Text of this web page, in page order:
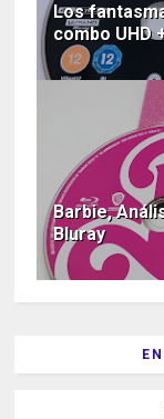
Los
combo UHD
Barbie,
Bluray